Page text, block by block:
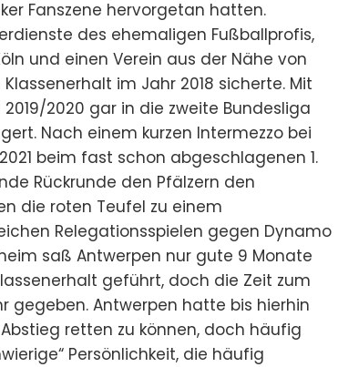
Fanszene hervorgetan hatten.
des ehemaligen Fußballprofis,
und einen Verein aus der Nähe von
im Jahr 2018 sicherte. Mit
2020 gar in die zweite Bundesliga
Nach einem kurzen Intermezzo bei
beim fast schon abgeschlagenen 1.
Rückrunde den Pfälzern den
die roten Teufel zu einem
Relegationsspielen gegen Dynamo
saß Antwerpen nur gute 9 Monate
geführt, doch die Zeit zum
Antwerpen hatte bis hierhin
retten zu können, doch häufig
Persönlichkeit, die häufig